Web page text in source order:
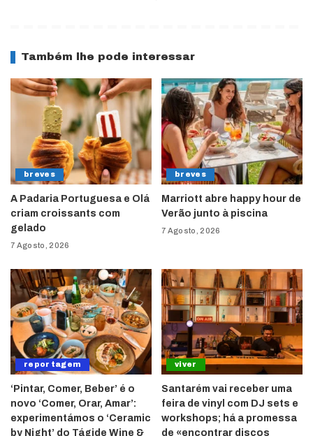
Também lhe pode interessar
breves
A Padaria Portuguesa e Olá
criam croissants com
gelado
7 Agosto, 2026
breves
Marriott abre happy hour de
Verão junto à piscina
7 Agosto, 2026
reportagem
‘Pintar, Comer, Beber’ é o
novo ‘Comer, Orar, Amar’:
experimentámos o ‘Ceramic
by Night’ do Tágide Wine &
viver
Santarém vai receber uma
feira de vinyl com DJ sets e
workshops; há a promessa
de «encontrar discos